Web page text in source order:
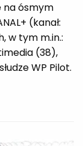
na ósmym
(kanał:
w tym m.in.:
(38),
WP Pilot.